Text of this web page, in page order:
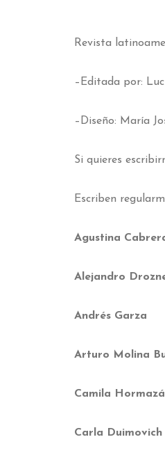
Revista
–Editada por:
–Diseño: María
Si quieres
Escriben
Agustina
Alejandro
Andrés Garza
Arturo Molina
Camila
Carla Duimovich